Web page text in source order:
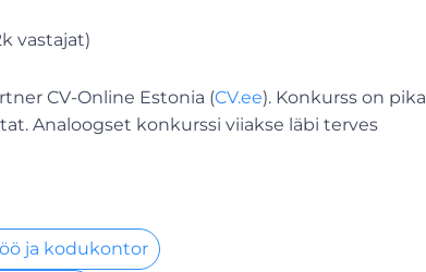
vastajat)
CV-Online Estonia (CV.ee). Konkurss on pika
Analoogset konkurssi viiakse läbi terves
ja kodukontor